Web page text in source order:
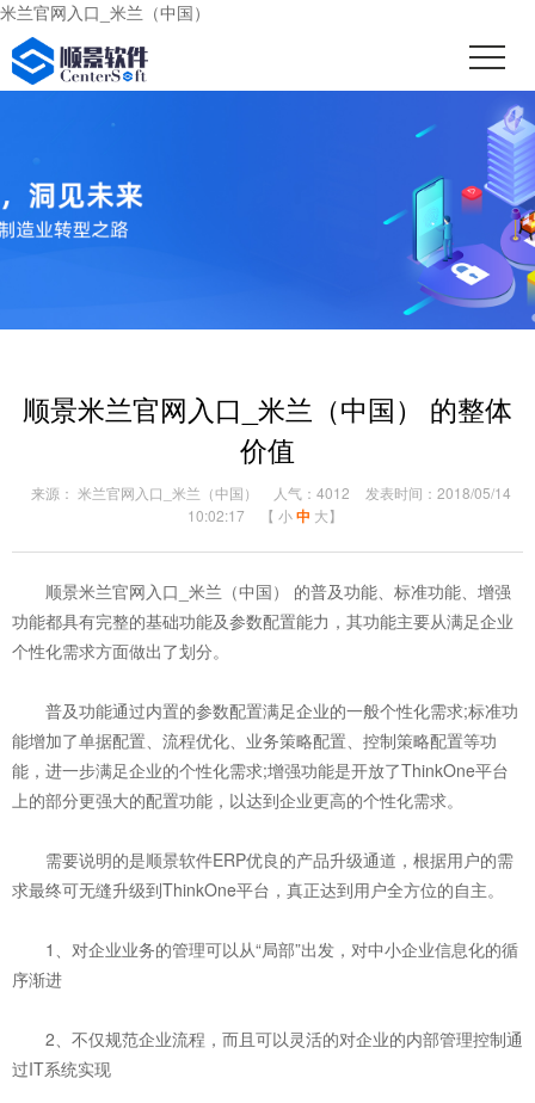
米兰官网入口_米兰（中国）
顺景米兰官网入口_米兰（中国） 的整体
价值
来源： 米兰官网入口_米兰（中国） 人气：4012
发表时间：2018/05/14
10:02:17
【 小 中 大】
顺景米兰官网入口_米兰（中国） 的普及功能、标准功能、增强
功能都具有完整的基础功能及参数配置能力，其功能主要从满足企业
个性化需求方面做出了划分。
普及功能通过内置的参数配置满足企业的一般个性化需求;标准功
能增加了单据配置、流程优化、业务策略配置、控制策略配置等功
能，进一步满足企业的个性化需求;增强功能是开放了ThinkOne平台
上的部分更强大的配置功能，以达到企业更高的个性化需求。
需要说明的是顺景软件ERP优良的产品升级通道，根据用户的需
求最终可无缝升级到ThinkOne平台，真正达到用户全方位的自主。
1、对企业业务的管理可以从“局部”出发，对中小企业信息化的循
序渐进
2、不仅规范企业流程，而且可以灵活的对企业的内部管理控制通
过IT系统实现